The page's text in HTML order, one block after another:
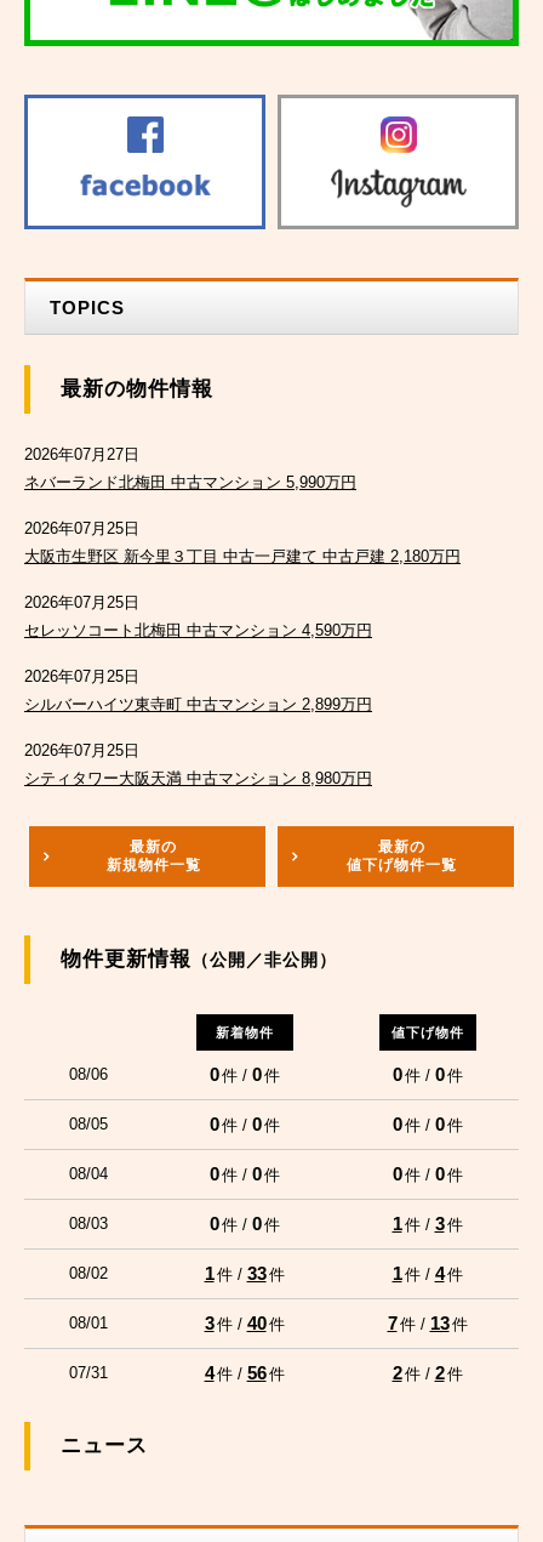
TOPICS
最新の物件情報
2026年07月27日
ネバーランド北梅田 中古マンション 5,990万円
2026年07月25日
大阪市生野区 新今里３丁目 中古一戸建て 中古戸建 2,180万円
2026年07月25日
セレッソコート北梅田 中古マンション 4,590万円
2026年07月25日
シルバーハイツ東寺町 中古マンション 2,899万円
2026年07月25日
シティタワー大阪天満 中古マンション 8,980万円
最新の
新規物件一覧
最新の
値下げ物件一覧
物件更新情報 （公開／非公開）
新着物件 値下げ物件
08/06 0件 / 0件 0件 / 0件
08/05 0件 / 0件 0件 / 0件
08/04 0件 / 0件 0件 / 0件
08/03 0件 / 0件 1件 / 3件
08/02 1件 / 33件 1件 / 4件
08/01 3件 / 40件 7件 / 13件
07/31 4件 / 56件 2件 / 2件
ニュース